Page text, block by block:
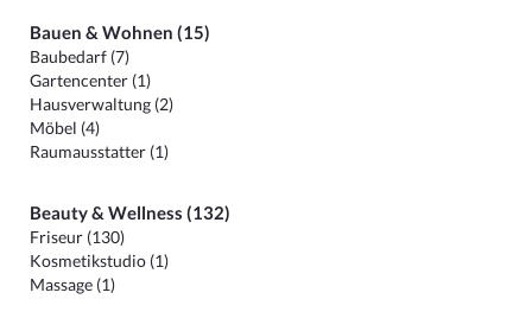
Bauen & Wohnen (15)
Baubedarf (7)
Gartencenter (1)
Hausverwaltung (2)
Möbel (4)
Raumausstatter (1)
Beauty & Wellness (132)
Friseur (130)
Kosmetikstudio (1)
Massage (1)